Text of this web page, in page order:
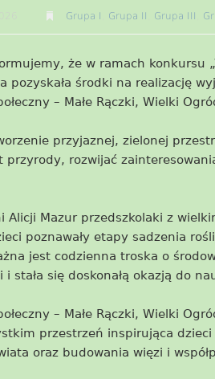
Grupa I Grupa II Grupa III
że w ramach konkursu
pozyskała środki na realizację
– Małe Rączki, Wielki
przyjaznej, zielonej
przyrody, rozwijać
Alicji Mazur przedszkolaki z
poznawały etapy sadzenia
jest codzienna troska o
stała się doskonałą okazją do
– Małe Rączki, Wielki
przestrzeń inspirująca
oraz budowania więzi i